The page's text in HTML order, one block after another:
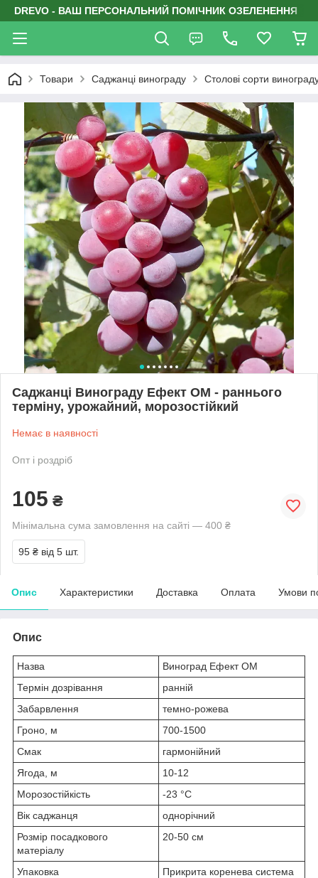
DREVO - ВАШ ПЕРСОНАЛЬНИЙ ПОМІЧНИК ОЗЕЛЕНЕННЯ
Товари Саджанці винограду Столові сорти
Саджанці Винограду Ефект ОМ - раннього
терміну, урожайний, морозостійкий
Немає в наявності
Опт і роздріб
105 ₴
Мінімальна сума замовлення на сайті — 400 ₴
95 ₴ від 5 шт.
Опис Характеристики Доставка Оплата Умови
Опис
Назва
Виноград Ефект ОМ
Термін дозрівання
ранній
Забарвлення
темно-рожева
Гроно, м
700-1500
Смак
гармонійний
Ягода, м
10-12
Морозостійкість
-23 °С
Вік саджанця
однорічний
Розмір посадкового
матеріалу
20-50 см
Упаковка
Прикрита коренева система